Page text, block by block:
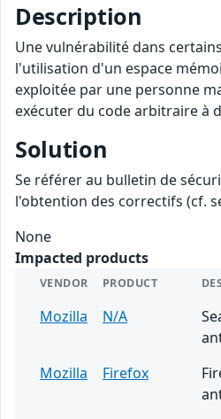
Description
Une vulnérabilité dans
l'utilisation d'un espace
exploitée par une personne
exécuter du code arbitraire à
Solution
Se référer au bulletin de
l'obtention des correctifs (cf.
None
Impacted products
VENDOR PRODUCT
Mozilla N/A
Mozilla
Firefox